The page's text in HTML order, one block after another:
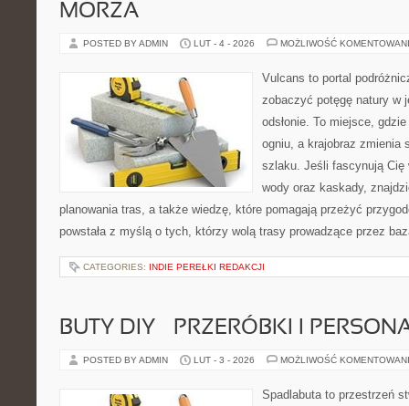
MORZA
POSTED BY ADMIN LUT - 4 - 2026 MOŻLIWOŚĆ
Vulcans to portal
zobaczyć potęgę natury w
odsłonie. To miejsce,
ogniu, a krajobraz zmienia
szlaku. Jeśli fascynują Cię
wody oraz kaskady,
planowania tras, a także wiedzę, które pomagają przeżyć
powstała z myślą o tych, którzy wolą trasy prowadzące przez
CATEGORIES: INDIE PEREŁKI REDAKCJI
BUTY DIY – PRZERÓBKI I
POSTED BY ADMIN LUT - 3 - 2026 MOŻLIWOŚĆ
Spadlabuta to przestrzeń